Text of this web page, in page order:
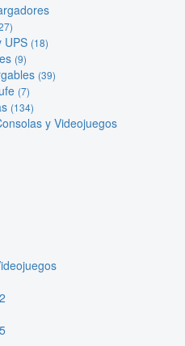
UPS (18)
(9)
(39)
(7)
(134)
y Videojuegos